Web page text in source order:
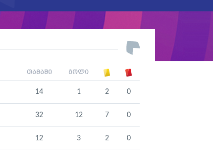
თამაში გოლი
14 1 2 0
32 12 7 0
12 3 2 0